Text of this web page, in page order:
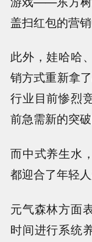
盖扫红包的营销
此外，娃哈哈
销方式重新拿
行业目前惨烈
前急需新的突破
而中式养生水
都迎合了年轻
元气森林方面
时间进行系统